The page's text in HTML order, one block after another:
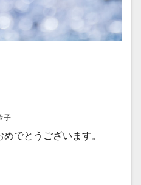
子
めでとうございます。